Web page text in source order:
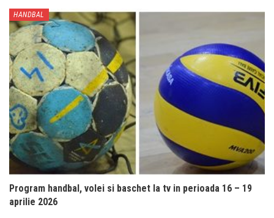
HANDBAL
Program handbal, volei si baschet la tv in perioada 16 – 19
aprilie 2026